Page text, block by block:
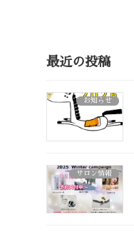
最近の投稿
お知らせ
サロン情報